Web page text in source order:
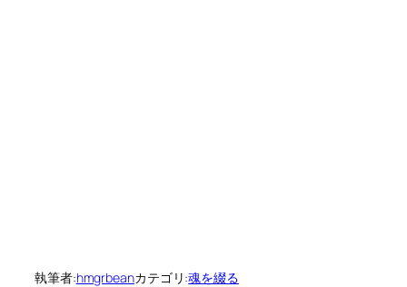
執筆者:hmgrbeanカテゴリ:魂を綴る